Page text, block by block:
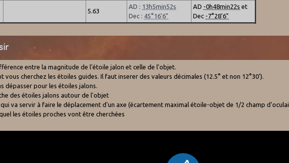
5.63
AD : 13h5min52s
Dec : 45°16'6"
AD -0h48min22s et
Dec -7°28'6"
entre la magnitude de l'étoile jalon et celle de l'objet.
cherchez les étoiles guides. Il faut inserer des valeurs décimales (12.5° et non 12°30').
dépasser pour les étoiles jalons.
des étoiles jalons autour de l'objet
va servir à faire le déplacement d'un axe (écartement maximal étoile-objet de 1/2 champ
les étoiles proches vont être cherchées